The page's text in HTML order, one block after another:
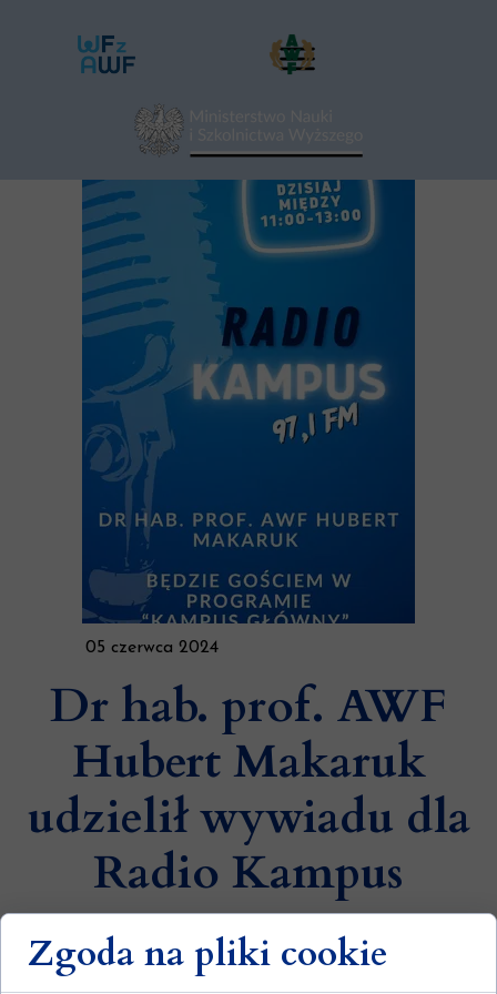
05 czerwca 2024
Dr hab. prof. AWF
Hubert Makaruk
udzielił wywiadu dla
Radio Kampus
Zgoda na pliki cookie